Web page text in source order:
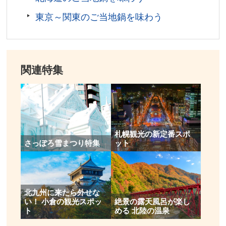
東京～関東のご当地鍋を味わう
関連特集
さっぽろ雪まつり特集
札幌観光の新定番スポ
ット
北九州に来たら外せな
い！ 小倉の観光スポッ
ト
絶景の露天風呂が楽し
める 北陸の温泉